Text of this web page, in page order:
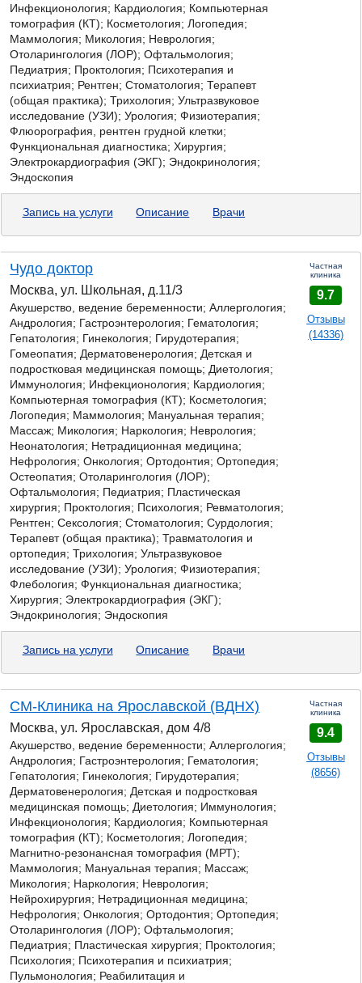
Инфекционология; Кардиология; Компьютерная
томография (КТ); Косметология; Логопедия;
Маммология; Микология; Неврология;
Отоларингология (ЛОР); Офтальмология;
Педиатрия; Проктология; Психотерапия и
психиатрия; Рентген; Стоматология; Терапевт
(общая практика); Трихология; Ультразвуковое
исследование (УЗИ); Урология; Физиотерапия;
Флюорография, рентген грудной клетки;
Функциональная диагностика; Хирургия;
Электрокардиография (ЭКГ); Эндокринология;
Эндоскопия
Запись на услуги Описание Врачи
Чудо доктор
Москва, ул. Школьная, д.11/3
Акушерство, ведение беременности; Аллергология;
Андрология; Гастроэнтерология; Гематология;
Гепатология; Гинекология; Гирудотерапия;
Гомеопатия; Дерматовенерология; Детская и
подростковая медицинская помощь; Диетология;
Иммунология; Инфекционология; Кардиология;
Компьютерная томография (КТ); Косметология;
Логопедия; Маммология; Мануальная терапия;
Массаж; Микология; Наркология; Неврология;
Неонатология; Нетрадиционная медицина;
Нефрология; Онкология; Ортодонтия; Ортопедия;
Остеопатия; Отоларингология (ЛОР);
Офтальмология; Педиатрия; Пластическая
хирургия; Проктология; Психология; Ревматология;
Рентген; Сексология; Стоматология; Сурдология;
Терапевт (общая практика); Травматология и
ортопедия; Трихология; Ультразвуковое
исследование (УЗИ); Урология; Физиотерапия;
Флебология; Функциональная диагностика;
Хирургия; Электрокардиография (ЭКГ);
Эндокринология; Эндоскопия
Частная
клиника
9.7
Отзывы
(14336)
Запись на услуги Описание Врачи
СМ-Клиника на Ярославской (ВДНХ)
Москва, ул. Ярославская, дом 4/8
Акушерство, ведение беременности; Аллергология;
Андрология; Гастроэнтерология; Гематология;
Гепатология; Гинекология; Гирудотерапия;
Дерматовенерология; Детская и подростковая
медицинская помощь; Диетология; Иммунология;
Инфекционология; Кардиология; Компьютерная
томография (КТ); Косметология; Логопедия;
Магнитно-резонансная томография (МРТ);
Маммология; Мануальная терапия; Массаж;
Микология; Наркология; Неврология;
Нейрохирургия; Нетрадиционная медицина;
Нефрология; Онкология; Ортодонтия; Ортопедия;
Отоларингология (ЛОР); Офтальмология;
Педиатрия; Пластическая хирургия; Проктология;
Психология; Психотерапия и психиатрия;
Пульмонология; Реабилитация и
Частная
клиника
9.4
Отзывы
(8656)